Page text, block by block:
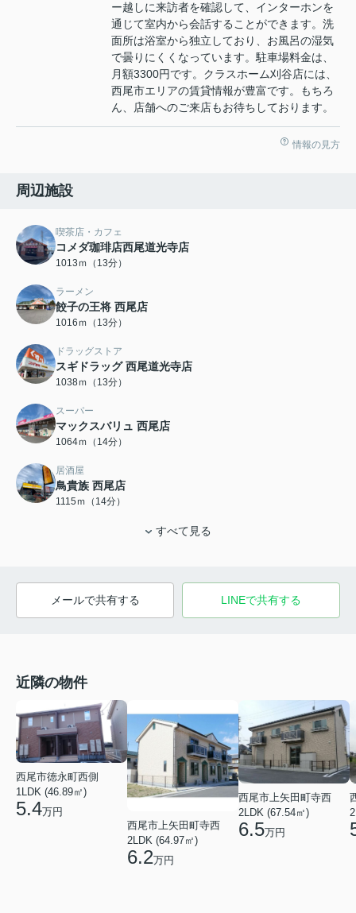
ー越しに来訪者を確認して、インターホンを
通じて室内から会話することができます。洗
面所は浴室から独立しており、お風呂の湿気
で曇りにくくなっています。駐車場料金は、
月額3300円です。クラスホーム刈谷店には、
西尾市エリアの賃貸情報が豊富です。もちろ
ん、店舗へのご来店もお待ちしております。
情報の見方
周辺施設
喫茶店・カフェ
コメダ珈琲店西尾道光寺店
1013ｍ（13分）
ラーメン
餃子の王将 西尾店
1016ｍ（13分）
ドラッグストア
スギドラッグ 西尾道光寺店
1038ｍ（13分）
スーパー
マックスバリュ 西尾店
1064ｍ（14分）
居酒屋
鳥貴族 西尾店
1115ｍ（14分）
すべて見る
メールで共有する LINEで共有する
近隣の物件
西尾市徳永町西側
1LDK (46.89㎡)
5.4万円
西尾市上矢田町寺西
2LDK (64.97㎡)
6.2万円
西尾市上矢田町寺西
2LDK (67.54㎡)
6.5万円